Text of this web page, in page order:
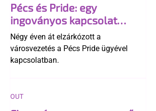
Pécs és Pride: egy
ingoványos kapcsolat
története
Négy éven át elzárkózott a
városvezetés a Pécs Pride ügyével
kapcsolatban.
OUT